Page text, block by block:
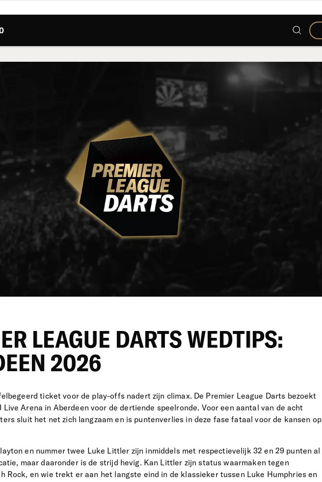
LEAGUE DARTS WEDTIPS:
2026
ticket voor de play-offs nadert zijn climax. De Premier League Darts bezoekt
Live Arena in Aberdeen voor de dertiende speelronde. Voor een aantal van de acht
sluit het net zich langzaam en is puntenverlies in deze fase fataal voor de kansen op
en nummer twee Luke Littler zijn inmiddels met respectievelijk 32 en 29 punten al
maar daaronder is de strijd hevig. Kan Littler zijn status waarmaken tegen
Rock, en wie trekt er aan het langste eind in de klassieker tussen Luke Humphries en